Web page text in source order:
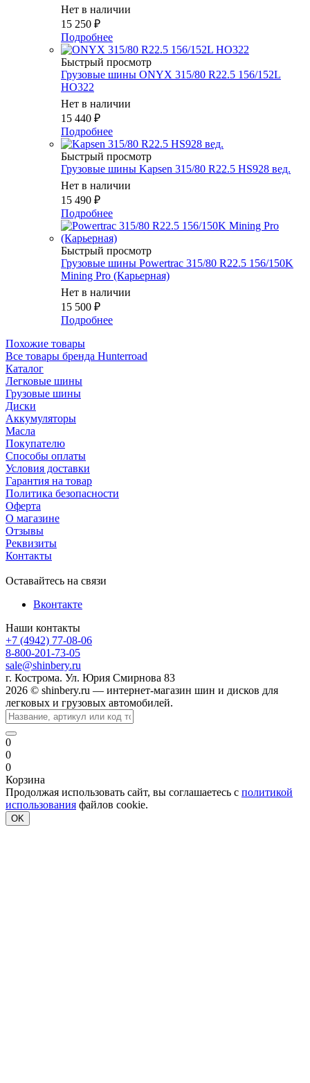
Нет в наличии
15 250 ₽
Подробнее
Быстрый просмотр
Грузовые шины ONYX 315/80 R22.5 156/152L
HO322
Нет в наличии
15 440 ₽
Подробнее
Быстрый просмотр
Грузовые шины Kapsen 315/80 R22.5 HS928 вед.
Нет в наличии
15 490 ₽
Подробнее
Быстрый просмотр
Грузовые шины Powertrac 315/80 R22.5 156/150K
Mining Pro (Карьерная)
Нет в наличии
15 500 ₽
Подробнее
Похожие товары
Все товары бренда Hunterroad
Каталог
Легковые шины
Грузовые шины
Диски
Аккумуляторы
Масла
Покупателю
Способы оплаты
Условия доставки
Гарантия на товар
Политика безопасности
Оферта
О магазине
Отзывы
Реквизиты
Контакты
Оставайтесь на связи
Вконтакте
Наши контакты
+7 (4942) 77-08-06
8-800-201-73-05
sale@shinbery.ru
г. Кострома. Ул. Юрия Смирнова 83
2026 © shinbery.ru — интернет-магазин шин и дисков для
легковых и грузовых автомобилей.
0
0
0
Корзина
Продолжая использовать сайт, вы соглашаетесь с политикой
использования файлов cookie.
OK